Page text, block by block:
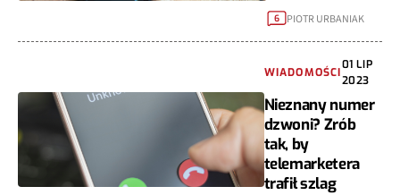
6 PIOTR URBANIAK
WIADOMOŚCI
01 LIP
2023
Nieznany numer
dzwoni? Zrób
tak, by
telemarketera
trafił szlag